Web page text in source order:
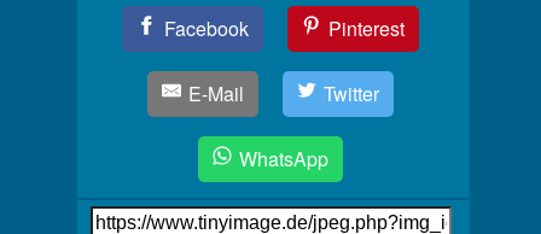
Facebook Pinterest
E-Mail Twitter
WhatsApp
Link